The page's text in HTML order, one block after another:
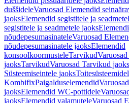
duššideleVaruosad Elemendid
jaoksElemendid segistitele ja
segistitele ja seadmetele jaoks
nõudepesumasinateleVaruosad
nõudepesumasinatele jaoksElemendid
konsoolkoormusteleTarvikud
jaoksTarvikudVaruosad Tarvikud jaoks
Süsteemiseintele jaoks
KombifixPaigalduselemendid
jaoksElemendid WC-pottidele
jaoksElemendid valamuteleVaruosad